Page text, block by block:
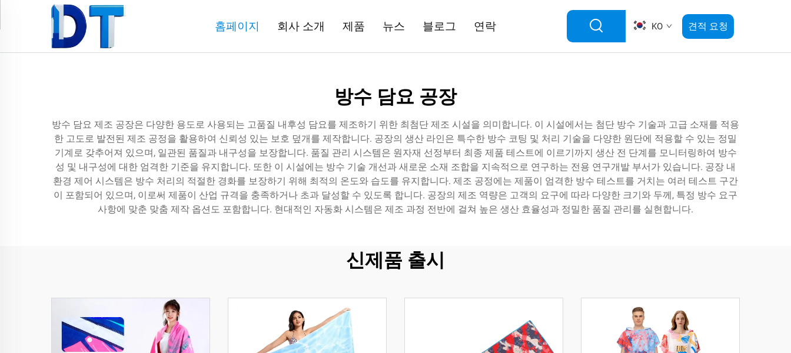
홈페이지 회사 소개 제품 뉴스 블로그 연락 KO 견적 요청
방수 담요 공장
방수 담요 제조 공장은 다양한 용도로 사용되는 고품질 내후성 담요를 제조하기 위한 최첨단 제조 시설을 의미합니다. 이 시설에서는 첨단 방수 기술과 고급 소재를 적용
한 고도로 발전된 제조 공정을 활용하여 신뢰성 있는 보호 덮개를 제작합니다. 공장의 생산 라인은 특수한 방수 코팅 및 처리 기술을 다양한 원단에 적용할 수 있는 정밀
기계로 갖추어져 있으며, 일관된 품질과 내구성을 보장합니다. 품질 관리 시스템은 원자재 선정부터 최종 제품 테스트에 이르기까지 생산 전 단계를 모니터링하여 방수
성 및 내구성에 대한 엄격한 기준을 유지합니다. 또한 이 시설에는 방수 기술 개선과 새로운 소재 조합을 지속적으로 연구하는 전용 연구개발 부서가 있습니다. 공장 내
환경 제어 시스템은 방수 처리의 적절한 경화를 보장하기 위해 최적의 온도와 습도를 유지합니다. 제조 공정에는 제품이 엄격한 방수 테스트를 거치는 여러 테스트 구간
이 포함되어 있으며, 이로써 제품이 산업 규격을 충족하거나 초과 달성할 수 있도록 합니다. 공장의 제조 역량은 고객의 요구에 따라 다양한 크기와 두께, 특정 방수 요구
사항에 맞춘 맞춤 제작 옵션도 포함합니다. 현대적인 자동화 시스템은 제조 과정 전반에 걸쳐 높은 생산 효율성과 정밀한 품질 관리를 실현합니다.
신제품 출시